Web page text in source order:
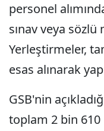
personel
sınav veya
Yerleştirmeler,
esas alınarak
GSB'nin
toplam 2 bin